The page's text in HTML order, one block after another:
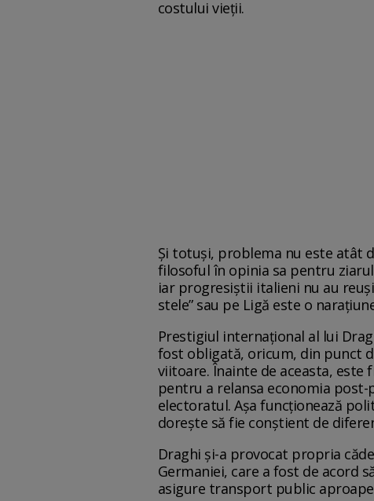
costului vieții.
Și totuși, problema nu este atât
filosoful în opinia sa pentru
iar progresiștii italieni nu au
stele” sau pe Ligă este o
Prestigiul internațional al lui
fost obligată, oricum, din punct
viitoare. Înainte de aceasta,
pentru a relansa economia
electoratul. Așa funcționează
dorește să fie conștient de
Draghi și-a provocat propria
Germaniei, care a fost de acord
asigure transport public